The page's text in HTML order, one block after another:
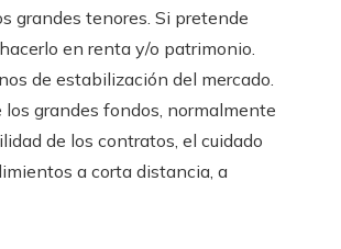
grandes tenores. Si pretende
en renta y/o patrimonio.
de estabilización del mercado.
grandes fondos, normalmente
de los contratos, el cuidado
a corta distancia, a